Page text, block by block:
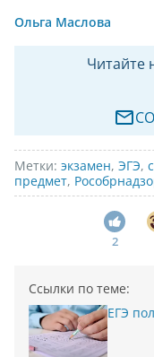
Ольга Маслова
Читайте
Метки: экзамен, ЭГЭ,
предмет,
2
Ссылки по теме:
ЕГЭ